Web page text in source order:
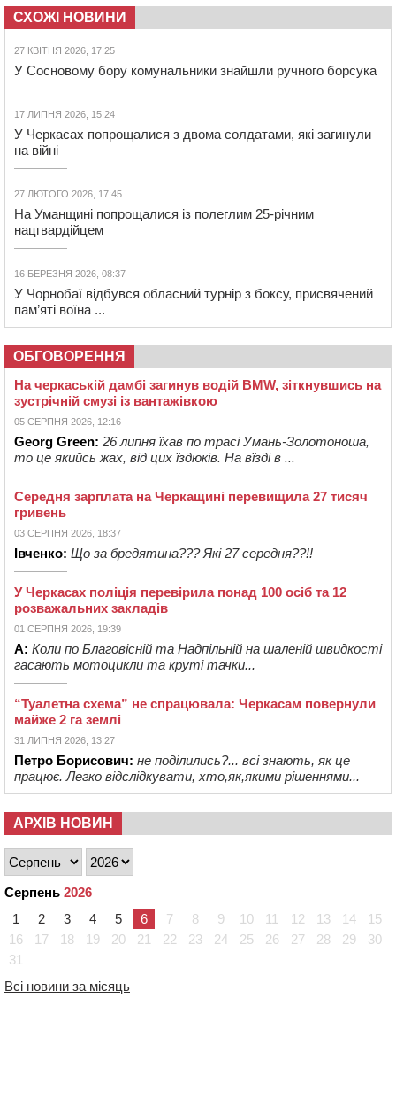
СХОЖІ НОВИНИ
27 КВІТНЯ 2026, 17:25
У Сосновому бору комунальники знайшли ручного борсука
17 ЛИПНЯ 2026, 15:24
У Черкасах попрощалися з двома солдатами, які загинули
на війні
27 ЛЮТОГО 2026, 17:45
На Уманщині попрощалися із полеглим 25-річним
нацгвардійцем
16 БЕРЕЗНЯ 2026, 08:37
У Чорнобаї відбувся обласний турнір з боксу, присвячений
пам’яті воїна ...
ОБГОВОРЕННЯ
На черкаській дамбі загинув водій BMW, зіткнувшись на
зустрічній смузі із вантажівкою
05 СЕРПНЯ 2026, 12:16
Georg Green: 26 липня їхав по трасі Умань-Золотоноша,
то це якийсь жах, від цих їздюків. На вїзді в ...
Середня зарплата на Черкащині перевищила 27 тисяч
гривень
03 СЕРПНЯ 2026, 18:37
Івченко: Що за бредятина??? Які 27 середня??!!
У Черкасах поліція перевірила понад 100 осіб та 12
розважальних закладів
01 СЕРПНЯ 2026, 19:39
А: Коли по Благовісній та Надпільній на шаленій швидкості
гасають мотоцикли та круті тачки...
“Туалетна схема” не спрацювала: Черкасам повернули
майже 2 га землі
31 ЛИПНЯ 2026, 13:27
Петро Борисович: не поділились?... всі знають, як це
працює. Легко відслідкувати, хто,як,якими рішеннями...
АРХІВ НОВИН
Серпень 2026
1
2 3 4 5 6 7 8 9 10 11 12 13 14
15
16
17 18 19 20 21 22 23 24 25 26 27 28 29
30
31
Всі новини за місяць